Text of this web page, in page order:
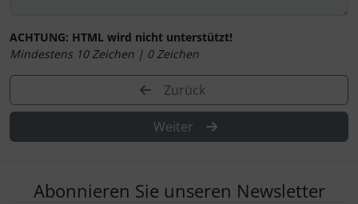
ACHTUNG: HTML wird nicht unterstützt!
Mindestens 10 Zeichen | 0Zeichen
Zurück
Weiter
Abonnieren Sie unseren Newsletter